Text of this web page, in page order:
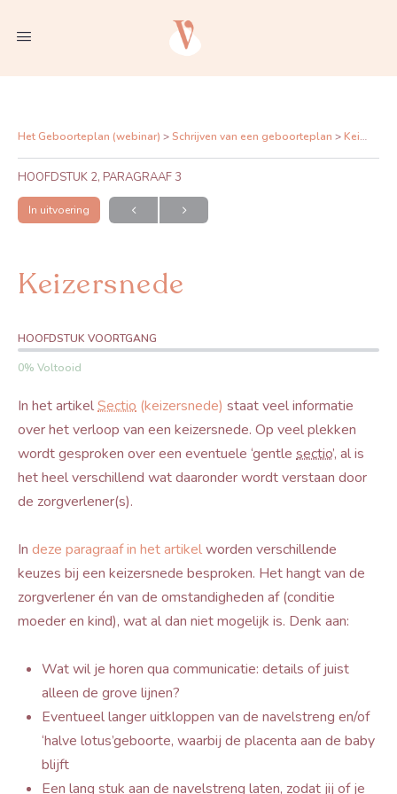
Het Geboorteplan (webinar) Schrijven van een geboorteplan Keizersnede
HOOFDSTUK 2, PARAGRAAF 3
In uitvoering
Keizersnede
HOOFDSTUK VOORTGANG
0% Voltooid
In het artikelSectio (keizersnede) staat veel informatie
over het verloop van een keizersnede. Op veel plekken
wordt gesproken over een eventuele ‘gentle sectio’, al is
het heel verschillend wat daaronder wordt verstaan door
de zorgverlener(s).
In deze paragraaf in het artikelworden verschillende
keuzes bij een keizersnede besproken. Het hangt van de
zorgverlener én van de omstandigheden af (conditie
moeder en kind), wat al dan niet mogelijk is. Denk aan:
Wat wil je horen qua communicatie: details of juist
alleen de grove lijnen?
Eventueel langer uitkloppen van de navelstreng en/of
‘halve lotus’geboorte, waarbij de placenta aan de baby
blijft
Een lang stuk aan de navelstreng laten, zodat jij of je